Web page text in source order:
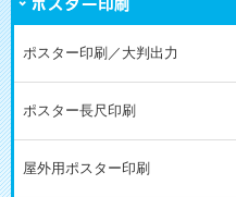
ポスター印刷／大判出力
ポスター長尺印刷
屋外用ポスター印刷